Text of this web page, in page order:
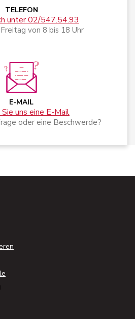
TELEFON
unter 02/547.54.93
von 8 bis 18 Uhr
E-MAIL
uns eine E-Mail
oder eine Beschwerde?